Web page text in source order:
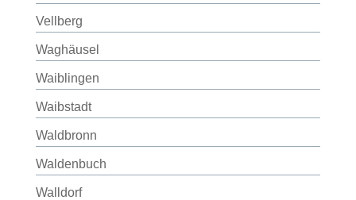
Vellberg
Waghäusel
Waiblingen
Waibstadt
Waldbronn
Waldenbuch
Walldorf